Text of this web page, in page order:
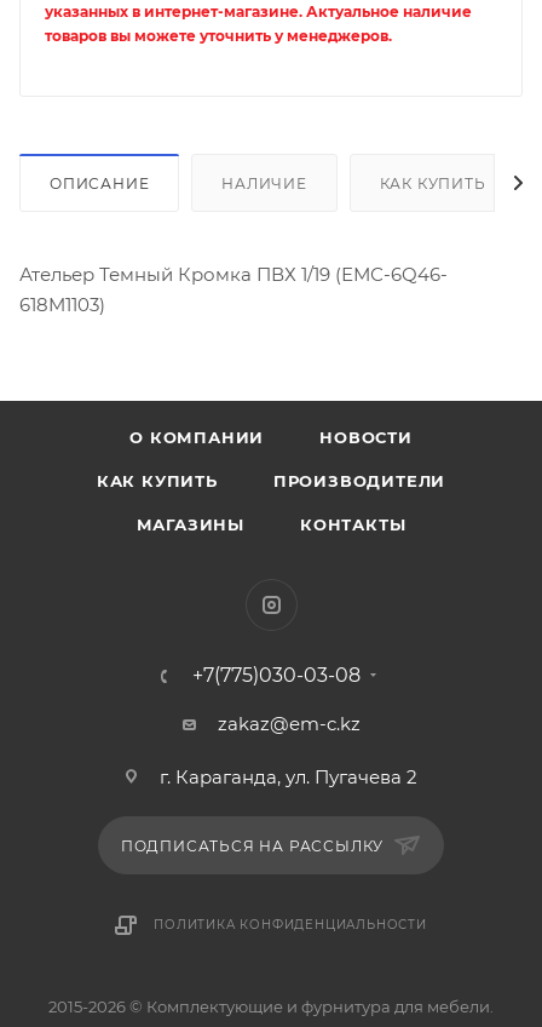
указанных в интернет-магазине. Актуальное наличие
товаров вы можете уточнить у менеджеров.
ОПИСАНИЕ НАЛИЧИЕ КАК КУПИТЬ
Ательер Темный Кромка ПВХ 1/19 (ЕМС-6Q46-
618M1103)
О КОМПАНИИ НОВОСТИ
КАК КУПИТЬ ПРОИЗВОДИТЕЛИ
МАГАЗИНЫ КОНТАКТЫ
+7(775)030-03-08
zakaz@em-c.kz
г. Караганда, ул. Пугачева 2
ПОДПИСАТЬСЯ НА РАССЫЛКУ
ПОЛИТИКА КОНФИДЕНЦИАЛЬНОСТИ
2015-2026 © Комплектующие и фурнитура для мебели.